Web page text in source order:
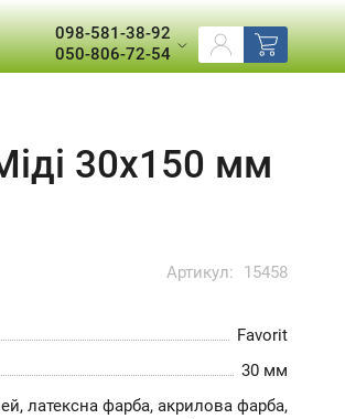
098-581-38-92
050-806-72-54
30х150 мм
Артикул: 15458
Favorit
30 мм
латексна фарба, акрилова фарба,